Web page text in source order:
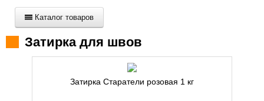
Каталог товаров
Затирка для швов
Затирка Старатели розовая 1 кг